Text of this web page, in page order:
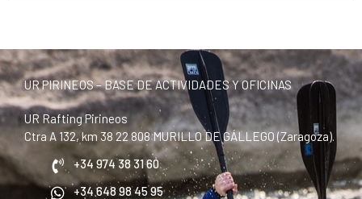
UR PIRINEOS – BASE DE ACTIVIDADES Y OFICINAS
UR Rafting Pirineos
Ctra A 132, km 38 22 808 MURILLO DE GÁLLEGO (Zaragoza).
+34 974 38 31 60
+34 648 98 45 95